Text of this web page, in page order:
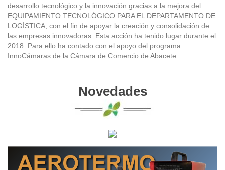
desarrollo tecnológico y la innovación gracias a la mejora del
EQUIPAMIENTO TECNOLÓGICO PARA EL DEPARTAMENTO DE
LOGÍSTICA, con el fin de apoyar la creación y consolidación de
las empresas innovadoras. Esta acción ha tenido lugar durante el
2018. Para ello ha contado con el apoyo del programa
InnoCámaras de la Cámara de Comercio de Abacete.
Novedades